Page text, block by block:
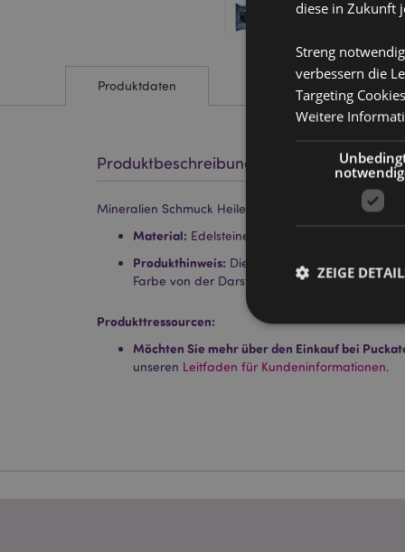
Produktdaten
Produktbeschreibung
Mineralien Schmuck Heilender Edelstein-Anhänger
Material: Edelsteine, Metall (Eisen/Zink-
Produkthinweis: Dieses Produkt enthält
Farbe von der Darstellung auf den
Produkttressourcen:
Möchten Sie mehr über den Einkauf bei
unseren Leitfaden für Kundeninformationen.
diese in Zukunft
Streng
verbessern die
Targeting
Weitere
ZEIGE